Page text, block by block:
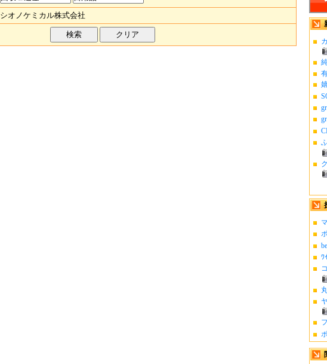
ﾜ
シオノケミカル株式会社